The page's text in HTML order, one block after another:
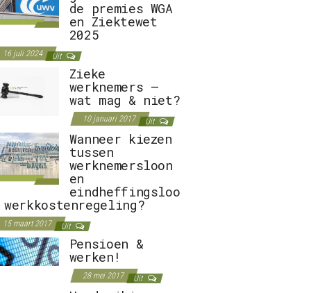
de premies WGA
en Ziektewet
2025
16 juli 2024 Uit
Zieke
werknemers –
wat mag & niet?
10 januari 2017 Uit
Wanneer kiezen
tussen
werknemersloon
en
eindheffingsloo
15 maart 2017 Uit
Pensioen &
werken!
28 mei 2017 Uit